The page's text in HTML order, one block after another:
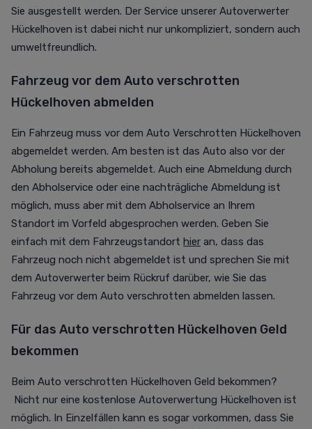
Sie ausgestellt werden. Der Service unserer Autoverwerter
Hückelhoven ist dabei nicht nur unkompliziert, sondern auch
umweltfreundlich.
Fahrzeug vor dem Auto verschrotten
Hückelhoven abmelden
Ein Fahrzeug muss vor dem Auto Verschrotten Hückelhoven
abgemeldet werden. Am besten ist das Auto also vor der
Abholung bereits abgemeldet. Auch eine Abmeldung durch
den Abholservice oder eine nachträgliche Abmeldung ist
möglich, muss aber mit dem Abholservice an Ihrem
Standort im Vorfeld abgesprochen werden. Geben Sie
einfach mit dem Fahrzeugstandort hier an, dass das
Fahrzeug noch nicht abgemeldet ist und sprechen Sie mit
dem Autoverwerter beim Rückruf darüber, wie Sie das
Fahrzeug vor dem Auto verschrotten abmelden lassen.
Für das Auto verschrotten Hückelhoven Geld
bekommen
Beim Auto verschrotten Hückelhoven Geld bekommen?
Nicht nur eine kostenlose Autoverwertung Hückelhoven ist
möglich. In Einzelfällen kann es sogar vorkommen, dass Sie